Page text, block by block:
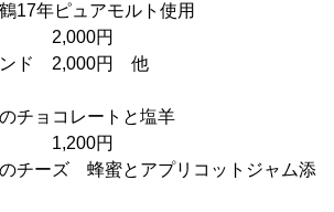
17年ピュアモルト使用
ル 2,000円
ンド 2,000円 他
チョコレートと塩羊
円
のチーズ 蜂蜜とアプリコットジャム添